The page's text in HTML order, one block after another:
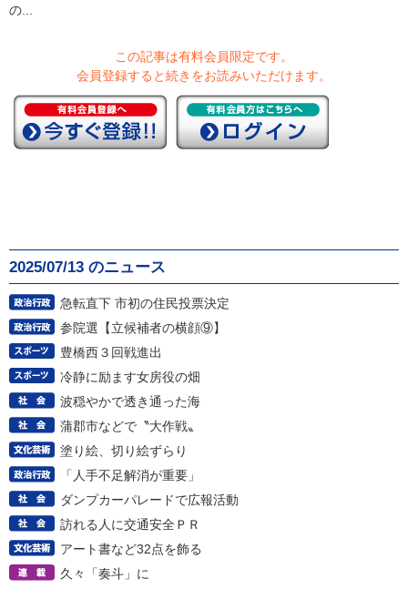
の...
この記事は有料会員限定です。
会員登録すると続きをお読みいただけます。
2025/07/13 のニュース
急転直下 市初の住民投票決定
参院選【立候補者の横顔⑨】
豊橋西３回戦進出
冷静に励ます女房役の畑
波穏やかで透き通った海
蒲郡市などで〝大作戦〟
塗り絵、切り絵ずらり
「人手不足解消が重要」
ダンプカーパレードで広報活動
訪れる人に交通安全ＰＲ
アート書など32点を飾る
久々「奏斗」に